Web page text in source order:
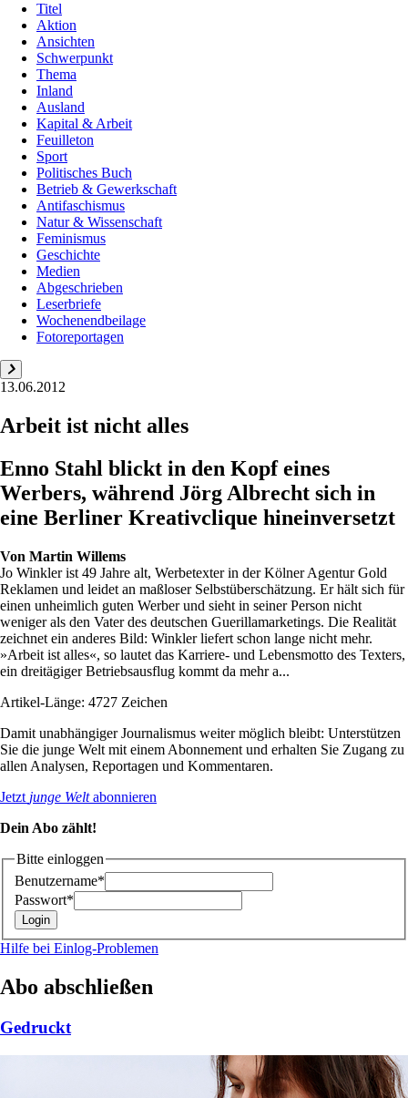
Titel
Aktion
Ansichten
Schwerpunkt
Thema
Inland
Ausland
Kapital & Arbeit
Feuilleton
Sport
Politisches Buch
Betrieb & Gewerkschaft
Antifaschismus
Natur & Wissenschaft
Feminismus
Geschichte
Medien
Abgeschrieben
Leserbriefe
Wochenendbeilage
Fotoreportagen
13.06.2012
Arbeit ist nicht alles
Enno Stahl blickt in den Kopf eines
Werbers, während Jörg Albrecht sich in
eine Berliner Kreativclique hineinversetzt
Von Martin Willems
Jo Winkler ist 49 Jahre alt, Werbetexter in der Kölner Agentur Gold
Reklamen und leidet an maßloser Selbstüberschätzung. Er hält sich für
einen unheimlich guten Werber und sieht in seiner Person nicht
weniger als den Vater des deutschen Guerillamarketings. Die Realität
zeichnet ein anderes Bild: Winkler liefert schon lange nicht mehr.
»Arbeit ist alles«, so lautet das Karriere- und Lebensmotto des Texters,
ein dreitägiger Betriebsausflug kommt da mehr a...
Artikel-Länge: 4727 Zeichen
Damit unabhängiger Journalismus weiter möglich bleibt: Unterstützen
Sie die junge Welt mit einem Abonnement und erhalten Sie Zugang zu
allen Analysen, Reportagen und Kommentaren.
Jetzt junge Weltabonnieren
Dein Abo zählt!
Bitte einloggen
Benutzername*
Passwort*
Hilfe bei Einlog-Problemen
Abo abschließen
Gedruckt